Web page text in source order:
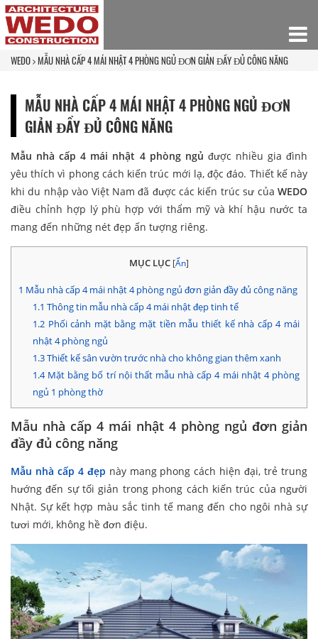
WEDO MẪU NHÀ CẤP 4 MÁI NHẬT 4 PHÒNG NGỦ ĐƠN GIẢN ĐẦY ĐỦ CÔNG NĂNG
MẪU NHÀ CẤP 4 MÁI NHẬT 4 PHÒNG NGỦ ĐƠN
GIẢN ĐẦY ĐỦ CÔNG NĂNG
Mẫu nhà cấp 4 mái nhật 4 phòng ngủ được nhiều gia đình
yêu thích vì phong cách kiến trúc mới lạ, độc đáo. Thiết kế này
khi du nhập vào Việt Nam đã được các kiến trúc sư của WEDO
điều chỉnh hợp lý phù hợp với thẩm mỹ và khí hậu nước ta
mang đến những nét đẹp ấn tượng riêng.
MỤC LỤC [Ẩn]
1 Mẫu nhà cấp 4 mái nhật 4 phòng ngủ đơn giản đầy đủ công năng
1.1 Thông tin mẫu nhà cấp 4 mái nhật đẹp tinh tế
1.2Phối cảnh mặt bằng mặt tiền mẫu thiết kế nhà cấp 4 mái
nhật 4 phòng ngủ
1.3Thiết kế sân vườn trước nhà cho không gian thêm xanh
1.4Mặt bằng bố trí nội thất mẫu nhà cấp 4 mái nhật 4 phòng
ngủ 1 phòng thờ
Mẫu nhà cấp 4 mái nhật 4 phòng ngủ đơn giản
đầy đủ công năng
Mẫu nhà cấp 4 đẹp này mang phong cách hiện đại, trẻ trung
hướng đến sự tối giản trong phong cách kiến trúc của người
Nhật. Sự kết hợp màu sắc tinh tế mang đến cho ngôi nhà sự
tươi mới, không hề đơn điệu.